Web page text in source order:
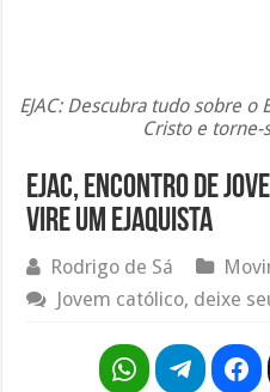
EJAC: Descubra tudo sobre o
Cristo e torne-
EJAC, Encontro de
vire um Ejaquista
Rodrigo de Sá
Jovem católico, deixe